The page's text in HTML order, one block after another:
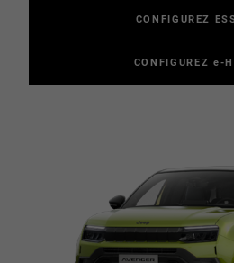
CONFIGUREZ
CONFIGUREZ e-